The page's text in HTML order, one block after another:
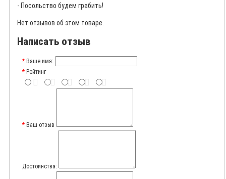
- Посольство будем грабить!
Нет отзывов об этом товаре.
Написать отзыв
Ваше имя:
Рейтинг
Ваш отзыв
Достоинства: